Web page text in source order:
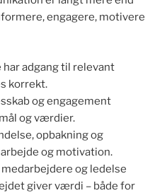
engagere, motivere
har adgang til relevant
korrekt.
og engagement
og værdier.
opbakning og
og motivation.
og ledelse
giver værdi – både for